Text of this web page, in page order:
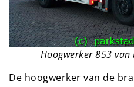
Hoogwerker 853 van
De hoogwerker van de